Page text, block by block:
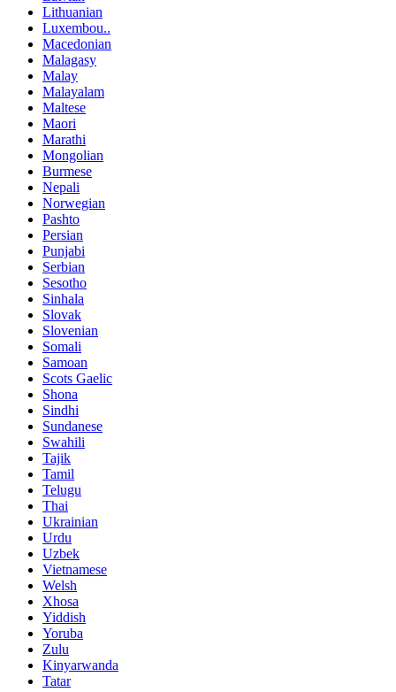
Lithuanian
Luxembou..
Macedonian
Malagasy
Malay
Malayalam
Maltese
Maori
Marathi
Mongolian
Burmese
Nepali
Norwegian
Pashto
Persian
Punjabi
Serbian
Sesotho
Sinhala
Slovak
Slovenian
Somali
Samoan
Scots Gaelic
Shona
Sindhi
Sundanese
Swahili
Tajik
Tamil
Telugu
Thai
Ukrainian
Urdu
Uzbek
Vietnamese
Welsh
Xhosa
Yiddish
Yoruba
Zulu
Kinyarwanda
Tatar